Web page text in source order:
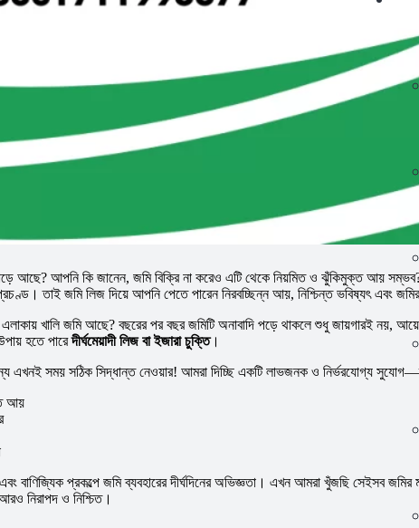
আছে? আপনি কি জানেন, জমি বিক্রি না করেও এটি থেকে নিয়মিত ও ঝুঁকিমুক্ত আয়
প্রচণ্ড। তাই জমি লিজ দিয়ে আপনি পেতে পারেন নিরবচ্ছিন্ন আয়, নিশ্চিন্ত ভবিষ্যৎ এবং
খালি জমি আছে? বছরের পর বছর জমিটি অনাবাদি পড়ে থাকলে শুধু জায়গারই নয়,
হতে পারেদীর্ঘমেয়াদী লিজ বা ইজারা চুক্তি।
এখনই সময় সঠিক সিদ্ধান্ত নেওয়ার! আমরা দিচ্ছি একটি লাভজনক ও নির্ভরযোগ্য
আয়
বাণিজ্যিক প্রকল্পে জমি ব্যবহারের দীর্ঘদিনের অভিজ্ঞতা। এখন আমরা খুঁজছি সেইসব
নিরাপদ ও নিশ্চিত।